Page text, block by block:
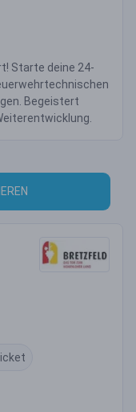
Starte deine 24-
Begeistert